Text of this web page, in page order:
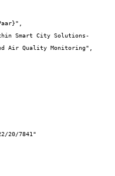
Air Quality Monitoring",